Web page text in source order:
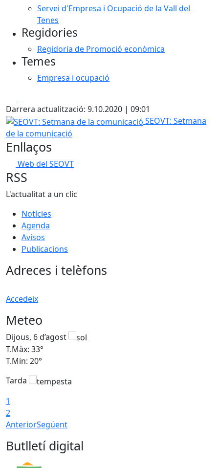
Servei d'Empresa i Ocupació de la Vall del
Tenes
Regidories
Regidoria de Promoció econòmica
Temes
Empresa i ocupació
Darrera actualització: 9.10.2020 | 09:01
SEOVT: Setmana de la comunicació
SEOVT: Setmana
de la comunicació
Enllaços
Web del SEOVT
RSS
L'actualitat a un clic
Notícies
Agenda
Avisos
Publicacions
Adreces i telèfons
Accedeix
Meteo
Dijous, 6 d’agost
T.Màx: 33°
T.Min: 20°
Tarda
1
2
AnteriorSegüent
Butlletí digital